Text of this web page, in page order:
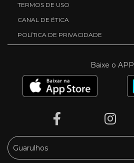
TERMOS DE USO
CANAL DE ÉTICA
POLÍTICA DE PRIVACIDADE
Baixe o APP